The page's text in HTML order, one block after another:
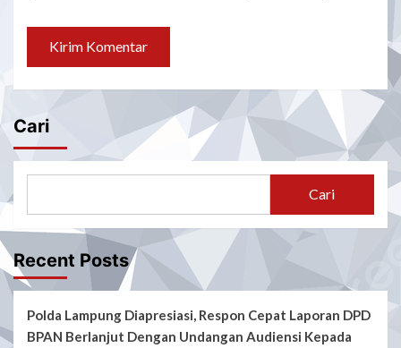
Cari
Cari
Recent Posts
Polda Lampung Diapresiasi, Respon Cepat Laporan DPD
BPAN Berlanjut Dengan Undangan Audiensi Kepada